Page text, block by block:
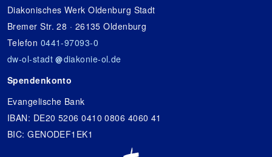
Diakonisches Werk Oldenburg Stadt
Bremer Str. 28 · 26135 Oldenburg
Telefon 0441-97093-0
dw-ol-stadt
diakonie-ol.de
Spendenkonto
Evangelische Bank
IBAN: DE20 5206 0410 0806 4060 41
BIC: GENODEF1EK1